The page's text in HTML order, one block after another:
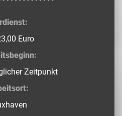
Euro
Zeitpunkt